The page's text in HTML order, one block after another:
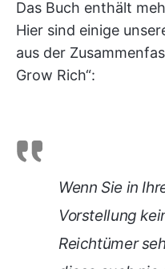
Das Buch enthält
Hier sind einige
aus der
Grow Rich“:
Wenn Sie in
Vorstellung
Reichtümer